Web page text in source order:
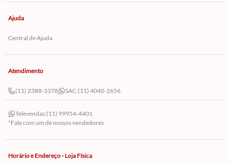
Ajuda
Central de Ajuda
Atendimento
(11) 2388-3378 SAC:(11) 4040-2656
Televendas:(11) 99954-4401
*Fale com um de nossos vendedores
Horário e Endereço - Loja Física